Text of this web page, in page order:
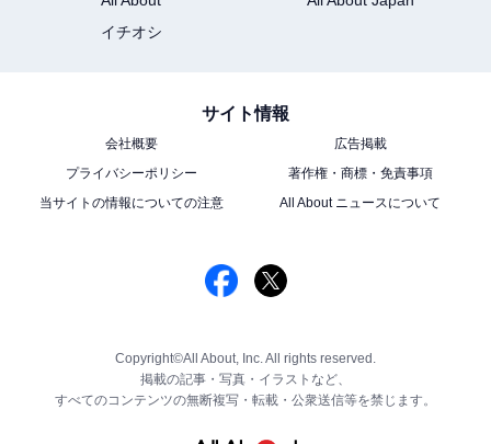
イチオシ
サイト情報
会社概要
広告掲載
プライバシーポリシー
著作権・商標・免責事項
当サイトの情報についての注意
All About ニュースについて
Copyright©All About, Inc. All rights reserved.
掲載の記事・写真・イラストなど、
すべてのコンテンツの無断複写・転載・公衆送信等を禁じます。